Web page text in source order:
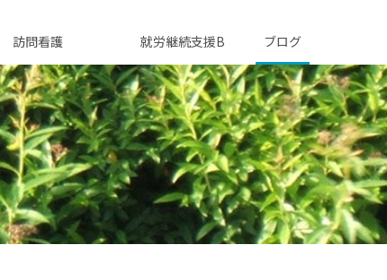
訪問看護 就労継続支援B ブログ